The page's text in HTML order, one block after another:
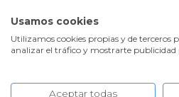
Envío
Usamos cookies
Utilizamos cookies propias y de terceros
analizar el tráfico y mostrarte publicidad
Aceptar todas